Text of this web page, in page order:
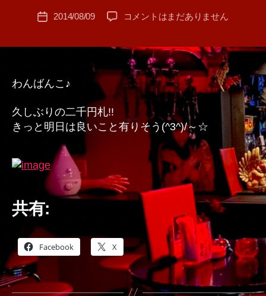
T
A
投
2014/08/09
会
BAR
へ
コメントはまだありません
わんばんこ♪
久しぶりの二千円札!!
きっと明日は良いこと有りそう(^3^)/～☆
共有:
Facebook X